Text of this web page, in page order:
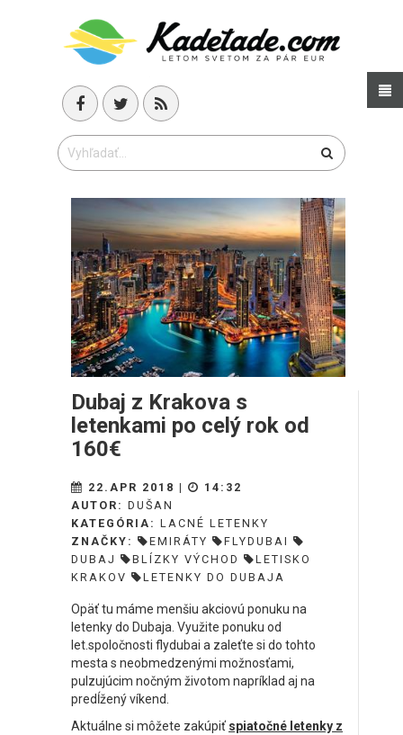
Dubaj z Krakova s
letenkami po celý rok od
160€
22.APR 2018 |
14:32
AUTOR: DUŠAN
KATEGÓRIA: LACNÉ LETENKY
ZNAČKY:
EMIRÁTY
FLYDUBAI
DUBAJ
BLÍZKY VÝCHOD
LETISKO
KRAKOV
LETENKY DO DUBAJA
Opäť tu máme menšiu akciovú ponuku na
letenky do Dubaja. Využite ponuku od
let.spoločnosti flydubai a zaleťte si do tohto
mesta s neobmedzenými možnosťami,
pulzujúcim nočným životom napríklad aj na
predĺžený víkend.
Aktuálne si môžete zakúpiť spiatočné letenky z